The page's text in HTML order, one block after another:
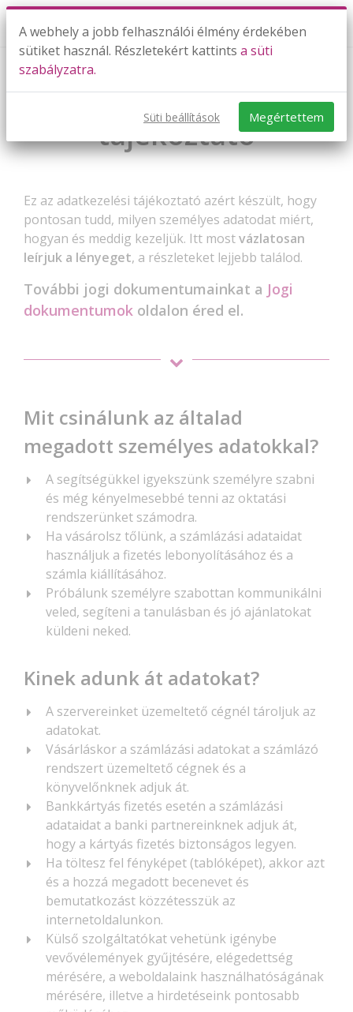
Adatkezelési
tájékoztató
Ez az adatkezelési tájékoztató azért készült, hogy
pontosan tudd, milyen személyes adatodat miért,
hogyan és meddig kezeljük. Itt mostvázlatosan
leírjuk a lényeget, a részleteket lejjebb találod.
További jogi dokumentumainkat a Jogi
dokumentumok oldalon éred el.
Mit csinálunk az általad
megadott személyes adatokkal?
A segítségükkel igyekszünk személyre szabni
és még kényelmesebbé tenni az oktatási
rendszerünket számodra.
Ha vásárolsz tőlünk, a számlázási adataidat
használjuk a fizetés lebonyolításához és a
számla kiállításához.
Próbálunk személyre szabottan kommunikálni
veled, segíteni a tanulásban és jó ajánlatokat
küldeni neked.
Kinek adunk át adatokat?
A szervereinket üzemeltető cégnél tároljuk az
adatokat.
Vásárláskor a számlázási adatokat a számlázó
rendszert üzemeltető cégnek és a
könyvelőnknek adjuk át.
Bankkártyás fizetés esetén a számlázási
adataidat a banki partnereinknek adjuk át,
hogy a kártyás fizetés biztonságos legyen.
Ha töltesz fel fényképet (tablóképet), akkor azt
és a hozzá megadott becenevet és
bemutatkozást közzétesszük az
internetoldalunkon.
Külső szolgáltatókat vehetünk igénybe
vevővélemények gyűjtésére, elégedettség
mérésére, a weboldalaink használhatóságának
mérésére, illetve a hirdetéseink pontosabb
A webhely a jobb felhasználói élmény érdekében
sütiket használ. Részletekért kattints a süti
szabályzatra.
Süti beállítások Megértettem